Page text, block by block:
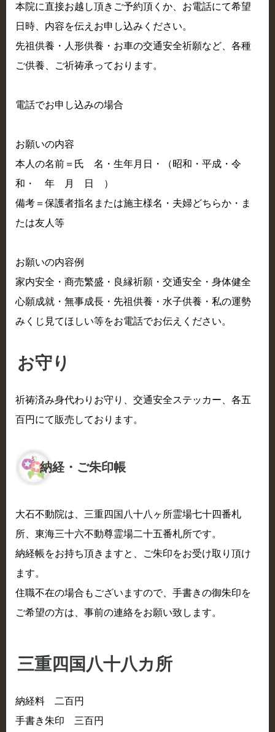
本院に直接お越し頂きご予約頂くか、お電話にて希望
日時、内容を伝えお申し込みください。
先祖供養・人形供養・お車の交通安全祈願など、各種
ご供養、ご祈祷承っております。
電話でお申し込みの場合
お願いの内容
本人の名前＝氏 名・生年月日・（昭和・平成・令
和・ 年 月 日 ）
備考＝保護者指名または施主様名・夫婦どちらか・ま
たは友人等
お願いの内容例
家内安全・商売繁盛・良縁祈願・交通安全・身体健全
心願成就・無事成長・先祖供養・水子供養・私の運勢
みくじ見てほしい等をお電話でお伝えください。
お守り
祈祷済み身代わりお守り、交通安全ステッカー、各五
百円にて販売しております。
納経・ご朱印帳
大石不動院は、三重四国八十八ヶ所霊場七十四番札
所、東海三十六不動尊霊場二十五番札所です。
納経帳をお持ち頂きますと、ご朱印をお受け取り頂け
ます。
住職不在の場合もございますので、手書きの御朱印を
ご希望の方は、事前の連絡をお願い致します。
三重四国八十八カ所
納経料 二百円
手書き朱印 三百円